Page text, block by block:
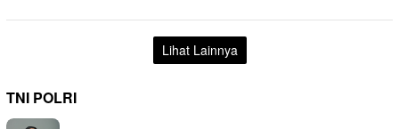
Lihat Lainnya
TNI POLRI